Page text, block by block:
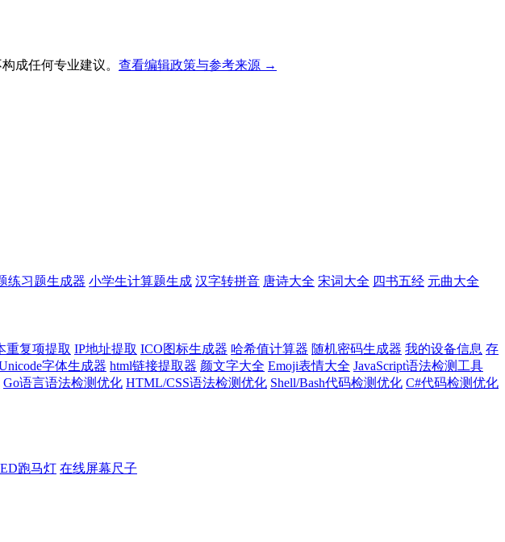
成任何专业建议。 查看编辑政策与参考来源 →
练习题生成器 小学生计算题生成 汉字转拼音 唐诗大全 宋词大全 四书五经 元曲大全
重复项提取 IP地址提取 ICO图标生成器 哈希值计算器 随机密码生成器 我的设备信息 存
字体生成器 html链接提取器 颜文字大全 Emoji表情大全 JavaScript语法检测工具
Go语言语法检测优化 HTML/CSS语法检测优化 Shell/Bash代码检测优化 C#代码检测优化
跑马灯 在线屏幕尺子